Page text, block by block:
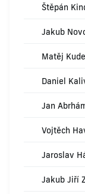
Štěpán
Jakub
Matěj
Daniel
Jan
Vojtěch
Jaroslav
Jakub Jiří